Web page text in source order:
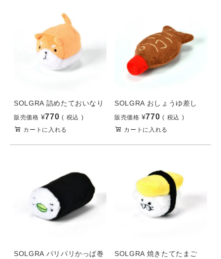
SOLGRA 詰めたておいなり
販売価格 ¥770
税込
カートに入れる
SOLGRA おしょうゆ差し
販売価格 ¥770
税込
カートに入れる
SOLGRA パリパリかっぱ巻
SOLGRA 焼きたてたまご